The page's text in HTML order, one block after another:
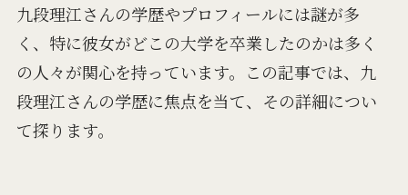
九段理江さんの学歴やプロフィールには謎が多
く、特に彼女がどこの大学を卒業したのかは多く
の人々が関心を持っています。この記事では、九
段理江さんの学歴に焦点を当て、その詳細につい
て探ります。